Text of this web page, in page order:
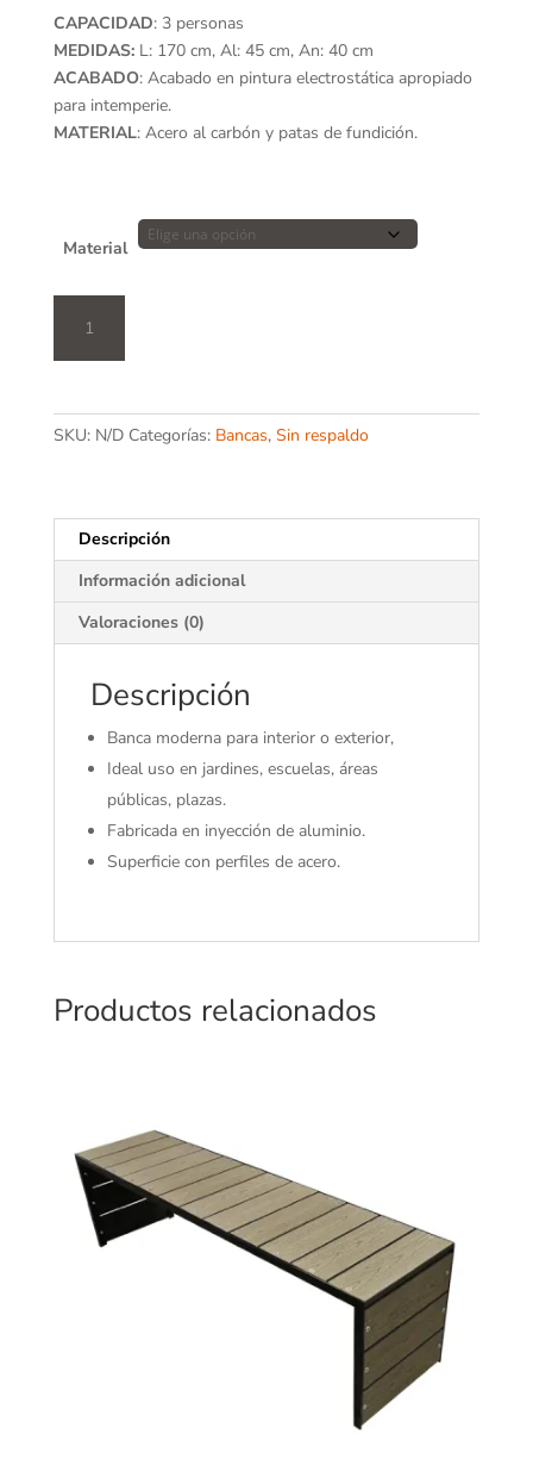
CAPACIDAD: 3 personas
MEDIDAS: L: 170 cm, Al: 45 cm, An: 40 cm
ACABADO: Acabado en pintura electrostática apropiado
para intemperie.
MATERIAL: Acero al carbón y patas de fundición.
Material
cantidad
SKU: N/D Categorías: Bancas, Sin respaldo
Descripción
Información adicional
Valoraciones (0)
Descripción
Banca moderna para interior o exterior,
Ideal uso en jardines, escuelas, áreas
públicas, plazas.
Fabricada en inyección de aluminio.
Superficie con perfiles de acero.
Productos relacionados